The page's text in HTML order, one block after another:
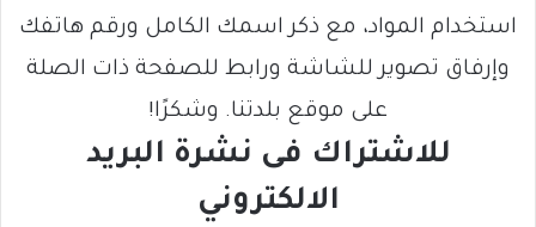
استخدام المواد، مع ذكر اسمك الكامل ورقم هاتفك
وإرفاق تصوير للشاشة ورابط للصفحة ذات الصلة
على موقع بلدتنا. وشكرًا!
للاشتراك فى نشرة البريد
الالكتروني